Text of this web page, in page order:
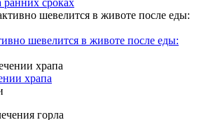
шевелится в животе после еды:
храпа